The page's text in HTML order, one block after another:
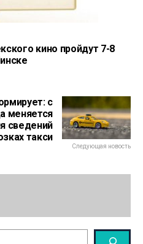
кино пройдут 7-8
с
меняется
сведений
такси
Следующая новость